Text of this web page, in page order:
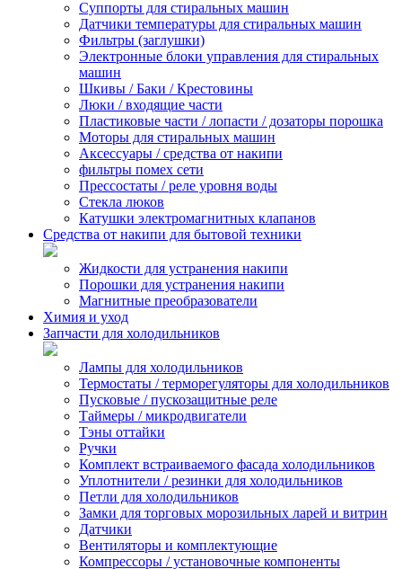
Суппорты для стиральных машин
Датчики температуры для стиральных машин
Фильтры (заглушки)
Электронные блоки управления для стиральных
машин
Шкивы / Баки / Крестовины
Люки / входящие части
Пластиковые части / лопасти / дозаторы порошка
Моторы для стиральных машин
Аксессуары / средства от накипи
фильтры помех сети
Прессостаты / реле уровня воды
Стекла люков
Катушки электромагнитных клапанов
Средства от накипи для бытовой техники
Жидкости для устранения накипи
Порошки для устранения накипи
Магнитные преобразователи
Химия и уход
Запчасти для холодильников
Лампы для холодильников
Термостаты / терморегуляторы для холодильников
Пусковые / пускозащитные реле
Таймеры / микродвигатели
Тэны оттайки
Ручки
Комплект встраиваемого фасада холодильников
Уплотнители / резинки для холодильников
Петли для холодильников
Замки для торговых морозильных ларей и витрин
Датчики
Вентиляторы и комплектующие
Компрессоры / установочные компоненты